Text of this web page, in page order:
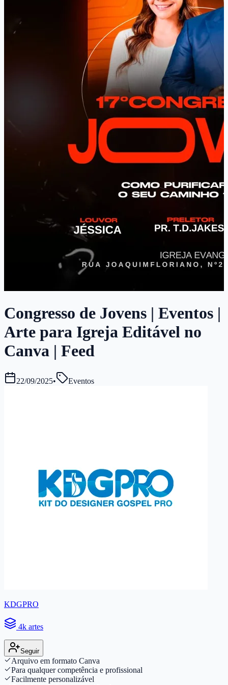
Congresso de Jovens | Eventos |
Arte para Igreja Editável no
Canva | Feed
22/09/2025• Eventos
KDGPRO
4k artes
Seguir
Arquivo em formato Canva
Para qualquer competência e profissional
Facilmente personalizável